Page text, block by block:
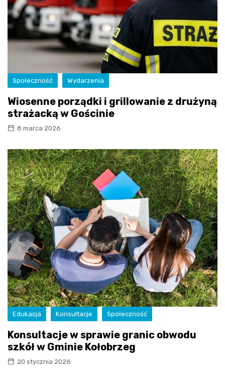
Społeczność Wydarzenia
Wiosenne porządki i grillowanie z drużyną
strażacką w Gościnie
8 marca 2026
Edukacja Konsultacje Społeczność
Konsultacje w sprawie granic obwodu
szkół w Gminie Kołobrzeg
20 stycznia 2026